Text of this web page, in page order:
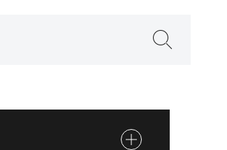
Recherche